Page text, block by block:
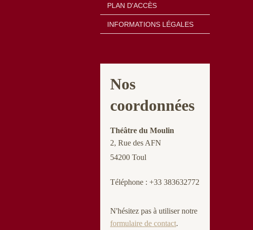
PLAN D'ACCÈS
INFORMATIONS LÉGALES
Nos
coordonnées
Théâtre du Moulin
2, Rue des AFN
54200 Toul
Téléphone : +33 383632772
N'hésitez pas à utiliser notre
formulaire de contact.